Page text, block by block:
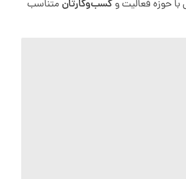
حوزه فعالیت وکسب‌وکارتان متناسب